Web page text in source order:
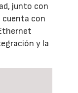
junto con
cuenta con
y la